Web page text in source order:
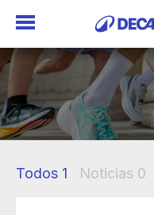
Todos 1 Noticias 0